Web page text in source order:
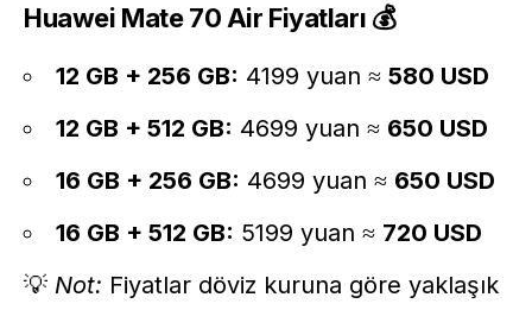
Huawei Mate 70 Air Fiyatları 💰
12 GB + 256 GB: 4199 yuan ≈ 580 USD
12 GB + 512 GB: 4699 yuan ≈ 650 USD
16 GB + 256 GB: 4699 yuan ≈ 650 USD
16 GB + 512 GB: 5199 yuan ≈ 720 USD
💡 Not: Fiyatlar döviz kuruna göre yaklaşık